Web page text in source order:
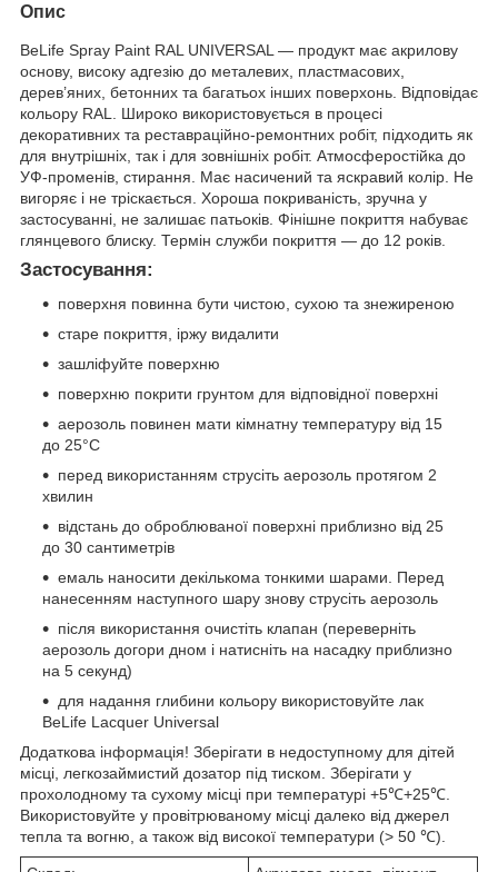
Опис
BeLife Spray Paint RAL UNIVERSAL — продукт має акрилову
основу, високу адгезію до металевих, пластмасових,
дерев’яних, бетонних та багатьох інших поверхонь. Відповідає
кольору RAL. Широко використовується в процесі
декоративних та реставраційно-ремонтних робіт, підходить як
для внутрішніх, так і для зовнішніх робіт. Атмосферостійка до
УФ-променів, стирання. Має насичений та яскравий колір. Не
вигоряє і не тріскається. Хороша покриваність, зручна у
застосуванні, не залишає патьоків. Фінішне покриття набуває
глянцевого блиску. Термін служби покриття — до 12 років.
Застосування:
поверхня повинна бути чистою, сухою та знежиреною
старе покриття, іржу видалити
зашліфуйте поверхню
поверхню покрити грунтом для відповідної поверхні
аерозоль повинен мати кімнатну температуру від 15
до 25°C
перед використанням струсіть аерозоль протягом 2
хвилин
відстань до оброблюваної поверхні приблизно від 25
до 30 сантиметрів
емаль наносити декількома тонкими шарами. Перед
нанесенням наступного шару знову струсіть аерозоль
після використання очистіть клапан (переверніть
аерозоль догори дном і натисніть на насадку приблизно
на 5 секунд)
для надання глибини кольору використовуйте лак
BeLife Lacquer Universal
Додаткова інформація! Зберігати в недоступному для дітей
місці, легкозаймистий дозатор під тиском. Зберігати у
прохолодному та сухому місці при температурі +5℃+25℃.
Використовуйте у провітрюваному місці далеко від джерел
тепла та вогню, а також від високої температури (> 50 ℃).